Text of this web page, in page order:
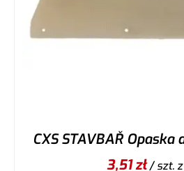
CXS STAVBAŘ
3,51zł/ szt.